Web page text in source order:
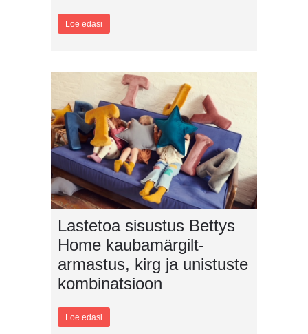
Loe edasi
Lastetoa sisustus Bettys
Home kaubamärgilt-
armastus, kirg ja unistuste
kombinatsioon
Loe edasi